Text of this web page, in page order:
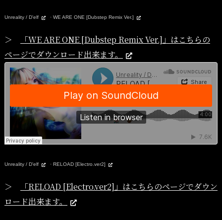
Unreality / D'elf · WE ARE ONE [Dubstep Remix Ver.]
＞
「WE ARE ONE [Dubstep Remix Ver.]」はこちらの
ページでダウンロード出来ます。
Unreality / D'elf · RELOAD [Electro.ver2]
＞
「RELOAD [Electro.ver2]」はこちらのページでダウン
ロード出来ます。